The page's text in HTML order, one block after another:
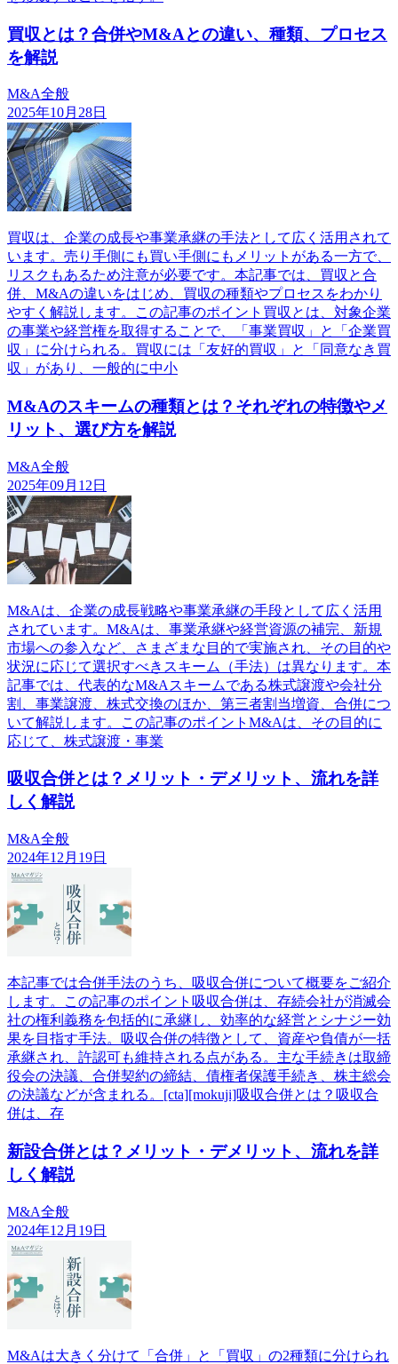
買収とは？合併やM&Aとの違い、種類、プロセス
を解説
M&A全般
2025年10月28日
買収は、企業の成長や事業承継の手法として広く活用されて
います。売り手側にも買い手側にもメリットがある一方で、
リスクもあるため注意が必要です。本記事では、買収と合
併、M&Aの違いをはじめ、買収の種類やプロセスをわかり
やすく解説します。この記事のポイント買収とは、対象企業
の事業や経営権を取得することで、「事業買収」と「企業買
収」に分けられる。買収には「友好的買収」と「同意なき買
収」があり、一般的に中小
M&Aのスキームの種類とは？それぞれの特徴やメ
リット、選び方を解説
M&A全般
2025年09月12日
M&Aは、企業の成長戦略や事業承継の手段として広く活用
されています。M&Aは、事業承継や経営資源の補完、新規
市場への参入など、さまざまな目的で実施され、その目的や
状況に応じて選択すべきスキーム（手法）は異なります。本
記事では、代表的なM&Aスキームである株式譲渡や会社分
割、事業譲渡、株式交換のほか、第三者割当増資、合併につ
いて解説します。この記事のポイントM&Aは、その目的に
応じて、株式譲渡・事業
吸収合併とは？メリット・デメリット、流れを詳
しく解説
M&A全般
2024年12月19日
本記事では合併手法のうち、吸収合併について概要をご紹介
します。この記事のポイント吸収合併は、存続会社が消滅会
社の権利義務を包括的に承継し、効率的な経営とシナジー効
果を目指す手法。吸収合併の特徴として、資産や負債が一括
承継され、許認可も維持される点がある。主な手続きは取締
役会の決議、合併契約の締結、債権者保護手続き、株主総会
の決議などが含まれる。[cta][mokuji]吸収合併とは？吸収合
併は、存
新設合併とは？メリット・デメリット、流れを詳
しく解説
M&A全般
2024年12月19日
M&Aは大きく分けて「合併」と「買収」の2種類に分けられ